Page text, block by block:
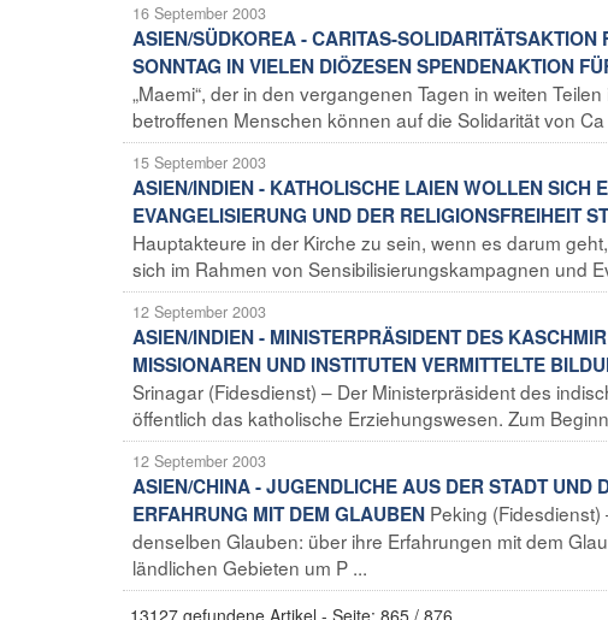
16 September 2003
ASIEN/SÜDKOREA - CARITAS-
SONNTAG IN VIELEN DIÖZESEN SPENDENAKTION
„Maemi“, der in den vergangenen Tagen in weiten
betroffenen Menschen können auf die Solidarität von Ca
15 September 2003
ASIEN/INDIEN - KATHOLISCHE LAIEN WOLLEN SICH
EVANGELISIERUNG UND DER RELIGIONSFREIHEIT
Hauptakteure in der Kirche zu sein, wenn es darum
sich im Rahmen von Sensibilisierungskampagnen und
12 September 2003
ASIEN/INDIEN - MINISTERPRÄSIDENT DES
MISSIONAREN UND INSTITUTEN VERMITTELTE
Srinagar (Fidesdienst) – Der Ministerpräsident des
öffentlich das katholische Erziehungswesen. Zum
12 September 2003
ASIEN/CHINA - JUGENDLICHE AUS DER STADT UND
ERFAHRUNG MIT DEM GLAUBEN Peking
denselben Glauben: über ihre Erfahrungen mit dem
ländlichen Gebieten um P ...
13127 gefundene Artikel - Seite: 865 / 876